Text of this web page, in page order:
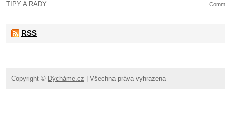
TIPY A RADY
RSS
Copyright © Dýcháme.cz | Všechna práva vyhrazena